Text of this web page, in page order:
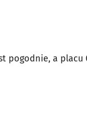
pogodnie, a placu